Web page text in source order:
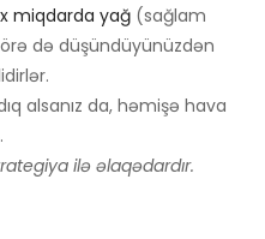
miqdarda yağ (sağlam
də düşündüyünüzdən
alsanız da, həmişə hava
ilə əlaqədardır.